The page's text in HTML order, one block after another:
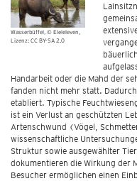
Wasserbüffel © Eleleleven,
Lizenz: CC BY-SA 2.0
Handarbeit oder die Mahd der
fanden nicht mehr statt.
etabliert. Typische
ist ein Verlust an geschützten
Artenschwund (Vögel,
wissenschaftliche
Struktur sowie ausgewählter
dokumentieren die Wirkung der
Besucher ermöglichen einen